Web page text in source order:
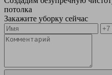
потолка
Закажите уборку сейчас